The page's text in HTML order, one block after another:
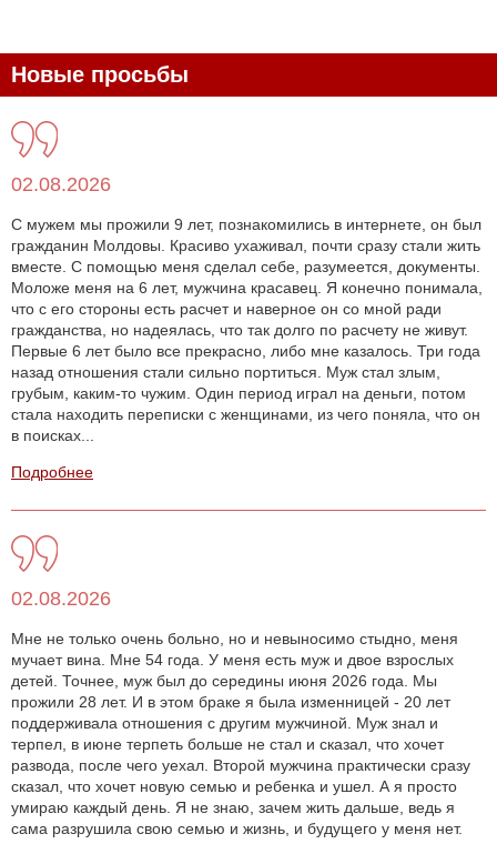
Новые просьбы
02.08.2026
С мужем мы прожили 9 лет, познакомились в интернете, он был
гражданин Молдовы. Красиво ухаживал, почти сразу стали жить
вместе. С помощью меня сделал себе, разумеется, документы.
Моложе меня на 6 лет, мужчина красавец. Я конечно понимала,
что с его стороны есть расчет и наверное он со мной ради
гражданства, но надеялась, что так долго по расчету не живут.
Первые 6 лет было все прекрасно, либо мне казалось. Три года
назад отношения стали сильно портиться. Муж стал злым,
грубым, каким-то чужим. Один период играл на деньги, потом
стала находить переписки с женщинами, из чего поняла, что он
в поисках...
Подробнее
02.08.2026
Мне не только очень больно, но и невыносимо стыдно, меня
мучает вина. Мне 54 года. У меня есть муж и двое взрослых
детей. Точнее, муж был до середины июня 2026 года. Мы
прожили 28 лет. И в этом браке я была изменницей - 20 лет
поддерживала отношения с другим мужчиной. Муж знал и
терпел, в июне терпеть больше не стал и сказал, что хочет
развода, после чего уехал. Второй мужчина практически сразу
сказал, что хочет новую семью и ребенка и ушел. А я просто
умираю каждый день. Я не знаю, зачем жить дальше, ведь я
сама разрушила свою семью и жизнь, и будущего у меня нет.